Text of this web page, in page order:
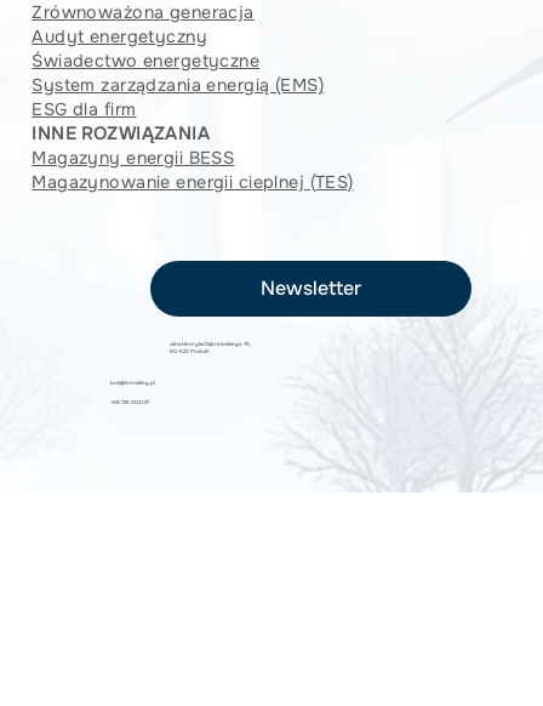
Zrównoważona generacja
Audyt energetyczny
Świadectwo energetyczne
System zarządzania energią (EMS)
ESG dla firm
INNE ROZWIĄZANIA
Magazyny energii BESS
Magazynowanie energii cieplnej (TES)
Newsletter
Jana Henryka Dąbrowskiego 75,
60-523 Poznań
bok@sunvalley.pl
+48 726 002 127